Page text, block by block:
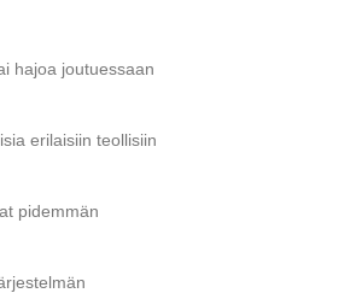
hajoa joutuessaan
erilaisiin teollisiin
pidemmän